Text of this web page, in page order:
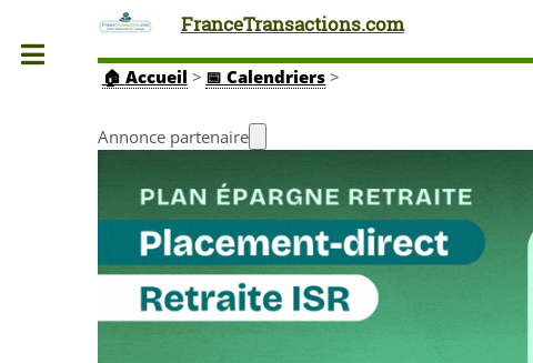
FranceTransactions.com
🏠 Accueil > 📅 Calendriers >
Annonce partenaire
Toggle